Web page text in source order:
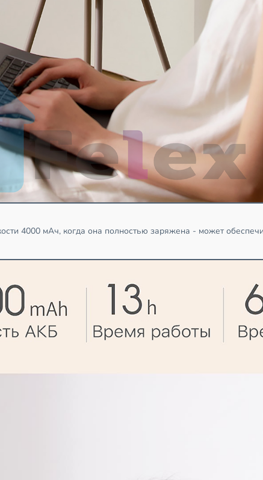
4000 мАч, когда она полностью заряжена - может